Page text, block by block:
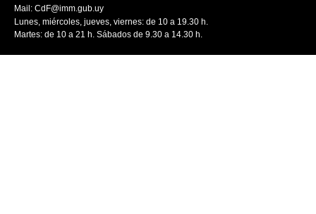
Mail: CdF@imm.gub.uy
Lunes, miércoles, jueves, viernes: de 10 a 19.30 h.
Martes: de 10 a 21 h. Sábados de 9.30 a 14.30 h.